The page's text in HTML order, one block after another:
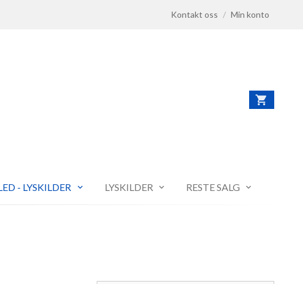
Kontakt oss / Min konto
- LYSKILDER LYSKILDER RESTE SALG